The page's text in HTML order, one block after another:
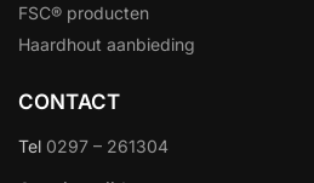
FSC® producten
Haardhout aanbieding
CONTACT
Tel 0297 – 261304